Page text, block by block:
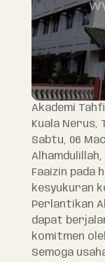
Akademi
Kuala Nerus,
Sabtu, 06
Faaizin pada
kesyukuran
Perlantikan
dapat
komitmen
Semoga